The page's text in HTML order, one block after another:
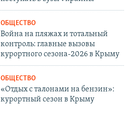
ОБЩЕСТВО
Война на пляжах и тотальный
контроль: главные вызовы
курортного сезона-2026 в Крыму
ОБЩЕСТВО
«Отдых с талонами на бензин»:
курортный сезон в Крыму